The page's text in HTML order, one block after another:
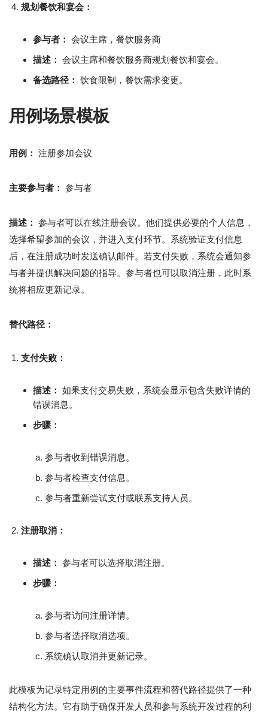
规划餐饮和宴会：
参与者： 会议主席，餐饮服务商
描述： 会议主席和餐饮服务商规划餐饮和宴会。
备选路径： 饮食限制，餐饮需求变更。
用例场景模板
用例： 注册参加会议
主要参与者： 参与者
描述： 参与者可以在线注册会议。他们提供必要的个人信息，
选择希望参加的会议，并进入支付环节。系统验证支付信息
后，在注册成功时发送确认邮件。若支付失败，系统会通知参
与者并提供解决问题的指导。参与者也可以取消注册，此时系
统将相应更新记录。
替代路径：
支付失败：
描述： 如果支付交易失败，系统会显示包含失败详情的
错误消息。
步骤：
参与者收到错误消息。
参与者检查支付信息。
参与者重新尝试支付或联系支持人员。
注册取消：
描述： 参与者可以选择取消注册。
步骤：
参与者访问注册详情。
参与者选择取消选项。
系统确认取消并更新记录。
此模板为记录特定用例的主要事件流程和替代路径提供了一种
结构化方法。它有助于确保开发人员和参与系统开发过程的利